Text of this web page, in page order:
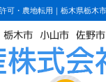
可・農地転用｜栃木県栃木